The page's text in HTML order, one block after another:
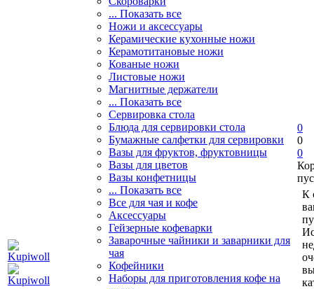
... Показать все
Ножи и аксессуары
Керамические кухонные ножи
Керамотитановые ножи
Кованые ножи
Листовые ножи
Магнитные держатели
... Показать все
Сервировка стола
Блюда для сервировки стола
Бумажные салфетки для сервировки
Вазы для фруктов, фруктовницы
Вазы для цветов
Вазы конфетницы
... Показать все
Все для чая и кофе
Аксессуары
Гейзерные кофеварки
Заварочные чайники и заварники для
чая
Кофейники
Наборы для приготовления кофе на
0
0
0
К